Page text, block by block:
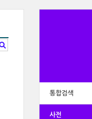
통합검색
사전